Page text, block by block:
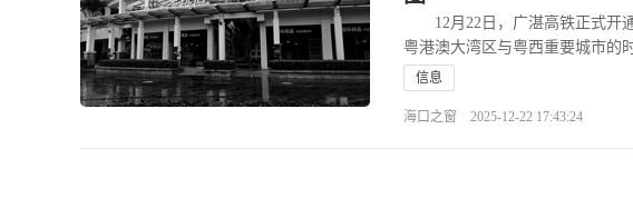
12月22日，广湛高铁正式开通
粤港澳大湾区与粤西重要城市的
信息
海口之窗 2025-12-22 17:43:24